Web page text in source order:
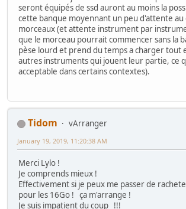
seront équipés de ssd auront au moins la
cette banque moyennant un peu d'attente au
morceaux (et attente instrument par
que le morceau pourrait commencer sans la
pèse lourd et prend du temps a charger tout
autres instruments qui jouent leur partie, ce
acceptable dans certains contextes).
Tidom
vArranger
January 19, 2019, 11:20:38 AM
Merci Lylo !
Je comprends mieux !
Effectivement si je peux me passer de
pour les 16Go ! ça m'arrange !
Je suis impatient du coup !!!